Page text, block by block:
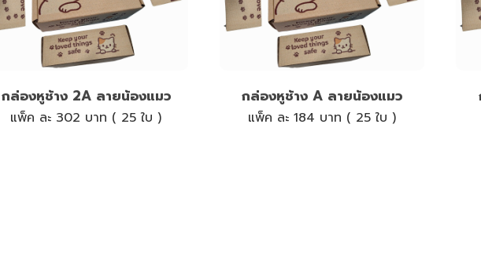
กล่องหูช้าง 2A ลายน้องแมว
แพ็ค ละ 302 บาท ( 25 ใบ )
กล่องหูช้าง A ลายน้องแมว
แพ็ค ละ 184 บาท ( 25 ใบ )